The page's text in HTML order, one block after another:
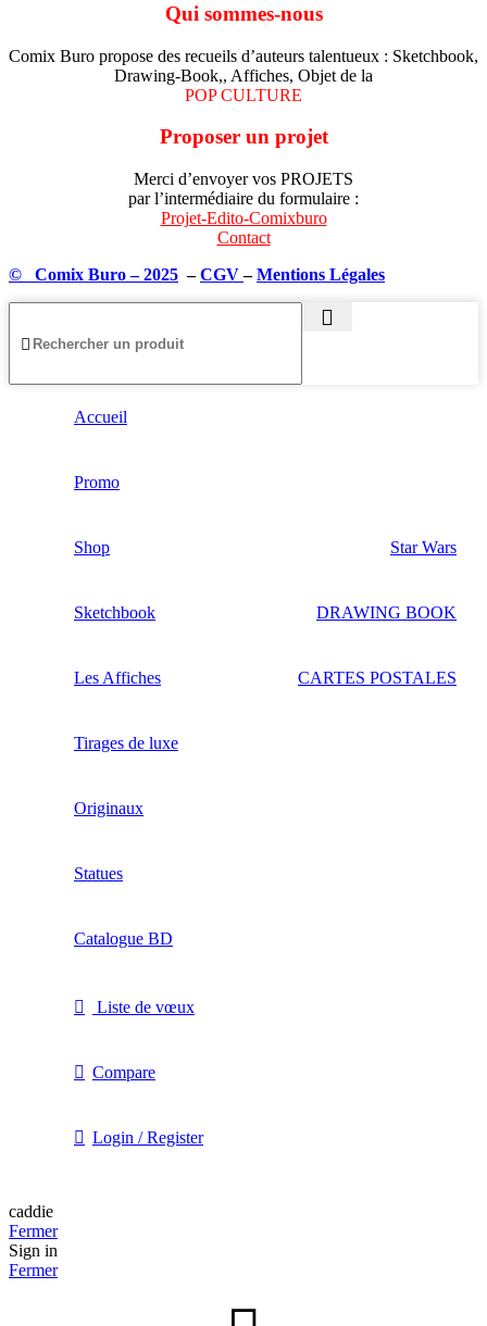
Qui sommes-nous
Comix Buro propose des recueils d’auteurs talentueux : Sketchbook,
Drawing-Book,, Affiches, Objet de la
POP CULTURE
Proposer un projet
Merci d’envoyer vos PROJETS
par l’intermédiaire du formulaire :
Projet-Edito-Comixburo
Contact
© Comix Buro – 2025 –CGV–Mentions Légales
Accueil
Promo
Shop Star Wars
Sketchbook DRAWING BOOK
Les Affiches CARTES POSTALES
Tirages de luxe
Originaux
Statues
Catalogue BD
Liste de vœux
Compare
Login / Register
caddie
Fermer
Sign in
Fermer